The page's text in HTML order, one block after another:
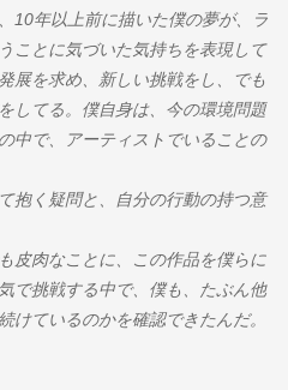
10年以上前に描いた僕の夢が、ラ
ことに気づいた気持ちを表現して
展を求め、新しい挑戦をし、でも
してる。僕自身は、今の環境問題
中で、アーティストでいることの
抱く疑問と、自分の行動の持つ意
皮肉なことに、この作品を僕らに
で挑戦する中で、僕も、たぶん他
けているのかを確認できたんだ。